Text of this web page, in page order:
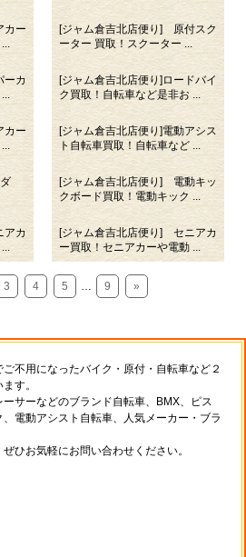
カー
[ジャム倉吉北店便り] 原付スク
ーター 買取！スクーター ...
ーカ
[ジャム倉吉北店便り]ロードバイ
ク買取！自転車など是非お ...
カー
[ジャム倉吉北店便り]電動アシス
ト自転車買取！自転車など ...
[ジャム倉吉北店便り] 電動キッ
クボード買取！電動キック ...
アカ
[ジャム倉吉北店便り] セニアカ
ー買取！セニアカーや電動 ...
3 4 5 9 »
不用になったバイク・原付・自転車など２
す。
サーなどのブランド自転車、BMX、ピス
電動アシスト自転車、人気メーカー・ブラ
ひお気軽にお問い合わせください。